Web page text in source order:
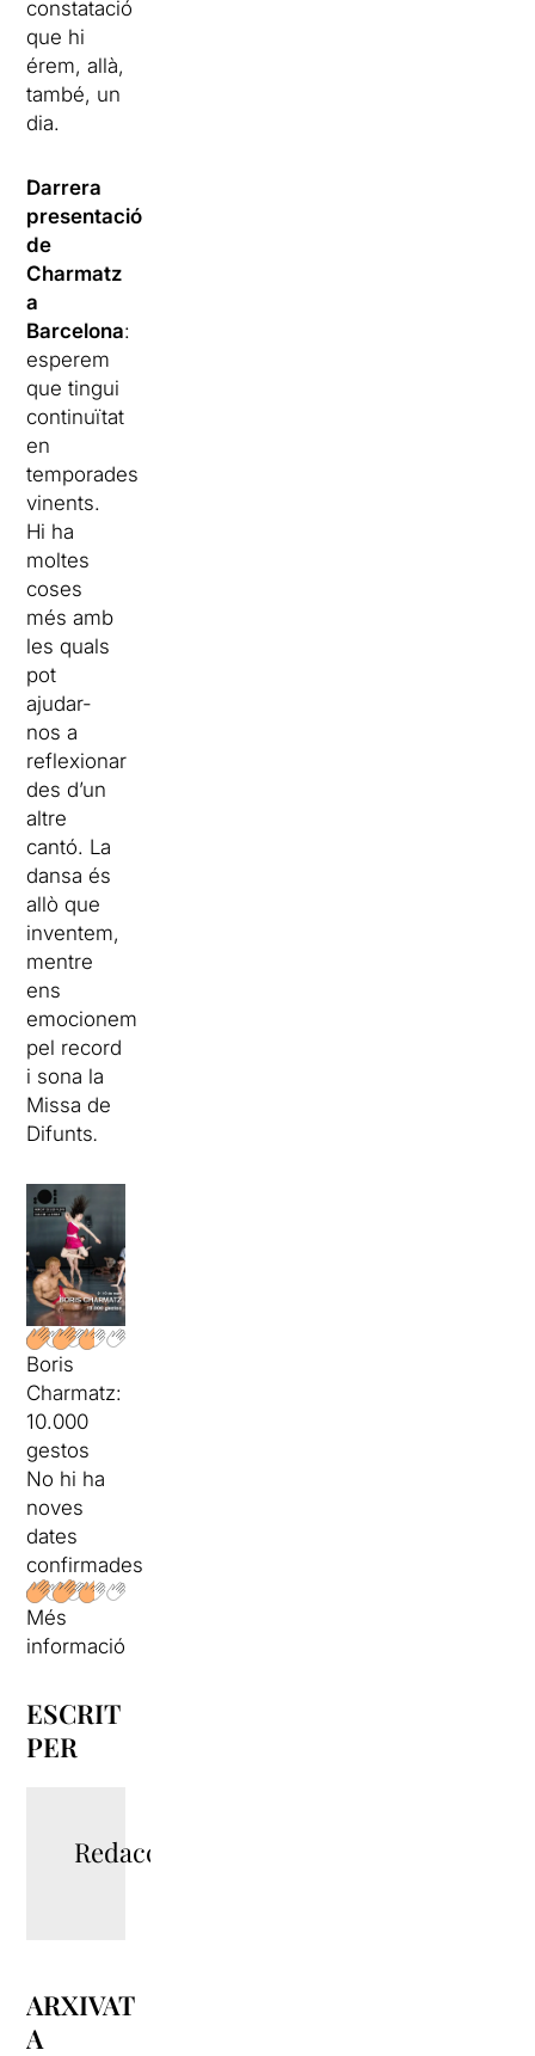
constatació
que hi
érem, allà,
també, un
dia.
Darrera
presentació
de
Charmatz
a
Barcelona:
esperem
que tingui
continuïtat
en
temporades
vinents.
Hi ha
moltes
coses
més amb
les quals
pot
ajudar-
nos a
reflexionar
des d’un
altre
cantó. La
dansa és
allò que
inventem,
mentre
ens
emocionem
pel record
i sona la
Missa de
Difunts.
Boris
Charmatz:
10.000
gestos
No hi ha
noves
dates
confirmades
Més
informació
ESCRIT
PER
Redacció
ARXIVAT
A